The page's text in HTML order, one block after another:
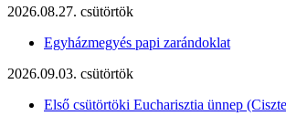
2026.08.27. csütörtök
Egyházmegyés papi zarándoklat
2026.09.03. csütörtök
Első csütörtöki Eucharisztia ünnep